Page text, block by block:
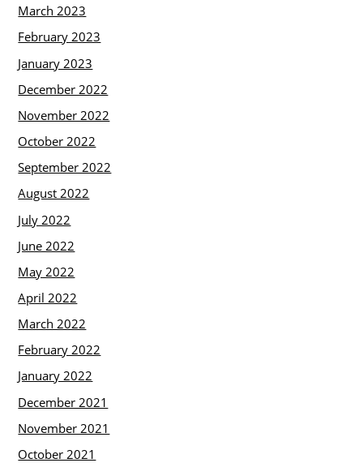
March 2023
February 2023
January 2023
December 2022
November 2022
October 2022
September 2022
August 2022
July 2022
June 2022
May 2022
April 2022
March 2022
February 2022
January 2022
December 2021
November 2021
October 2021